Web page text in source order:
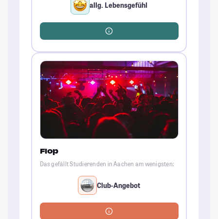
allg. Lebensgefühl
Flop
Das gefällt Studierenden in Aachen am wenigsten:
Club-Angebot